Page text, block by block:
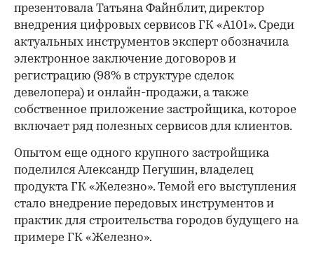
презентовала Татьяна Файнблит, директор
внедрения цифровых сервисов ГК «А101». Среди
актуальных инструментов эксперт обозначила
электронное заключение договоров и
регистрацию (98% в структуре сделок
девелопера) и онлайн-продажи, а также
собственное приложение застройщика, которое
включает ряд полезных сервисов для клиентов.
Опытом еще одного крупного застройщика
поделился Александр Пегушин, владелец
продукта ГК «Железно». Темой его выступления
стало внедрение передовых инструментов и
практик для строительства городов будущего на
примере ГК «Железно».